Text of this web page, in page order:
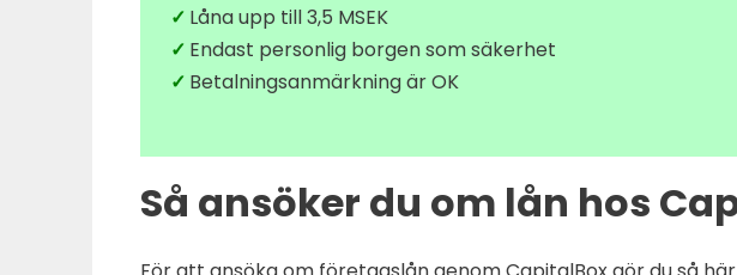
Låna upp till 3,5 MSEK
Endast personlig borgen som säkerhet
Betalningsanmärkning är OK
Så ansöker du om lån hos